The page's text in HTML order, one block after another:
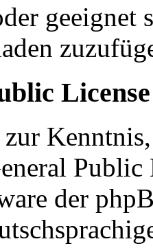
geeignet
License
der